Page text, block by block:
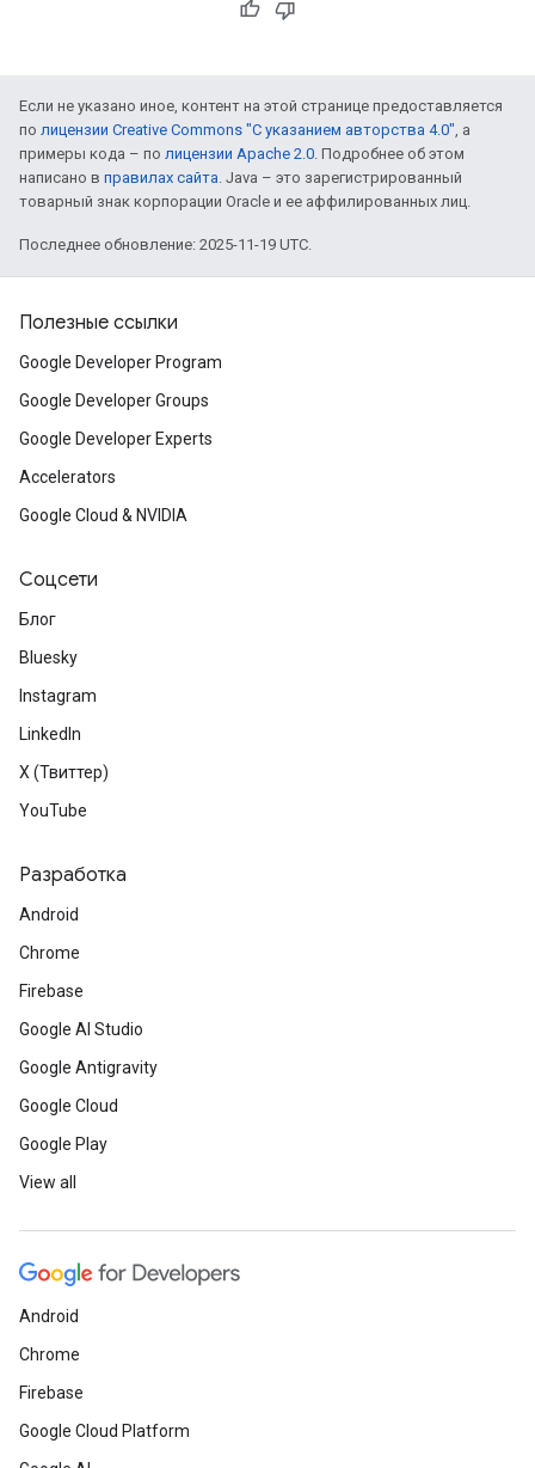
Если не указано иное, контент на этой странице предоставляется
по лицензии Creative Commons "С указанием авторства 4.0", а
примеры кода – по лицензии Apache 2.0. Подробнее об этом
написано в правилах сайта. Java – это зарегистрированный
товарный знак корпорации Oracle и ее аффилированных лиц.
Последнее обновление: 2025-11-19 UTC.
Полезные ссылки
Google Developer Program
Google Developer Groups
Google Developer Experts
Accelerators
Google Cloud & NVIDIA
Соцсети
Блог
Bluesky
Instagram
LinkedIn
X (Твиттер)
YouTube
Разработка
Android
Chrome
Firebase
Google AI Studio
Google Antigravity
Google Cloud
Google Play
View all
Android
Chrome
Firebase
Google Cloud Platform